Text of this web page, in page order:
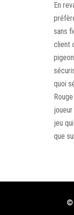
En
sans
client
quoi
jeu
que
©